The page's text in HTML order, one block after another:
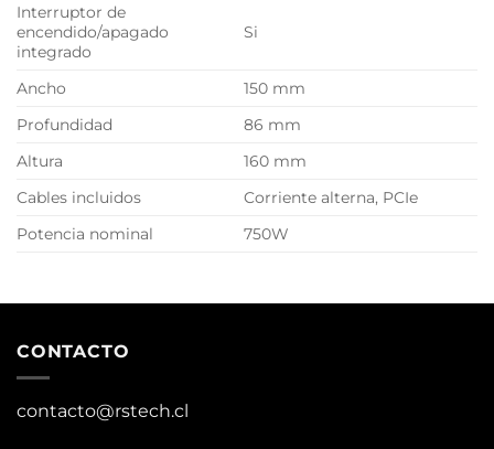
Interruptor de
encendido/apagado
integrado
Si
Ancho
150 mm
Profundidad
86 mm
Altura
160 mm
Cables incluidos
Corriente alterna, PCIe
Potencia nominal
750W
CONTACTO
contacto@rstech.cl